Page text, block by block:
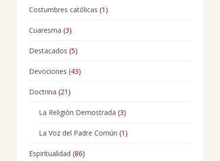
Costumbres católicas (1)
Cuaresma (3)
Destacados (5)
Devociones (43)
Doctrina (21)
La Religión Demostrada (3)
La Voz del Padre Común (1)
Espiritualidad (86)